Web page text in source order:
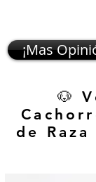
¡Mas
🐶
de